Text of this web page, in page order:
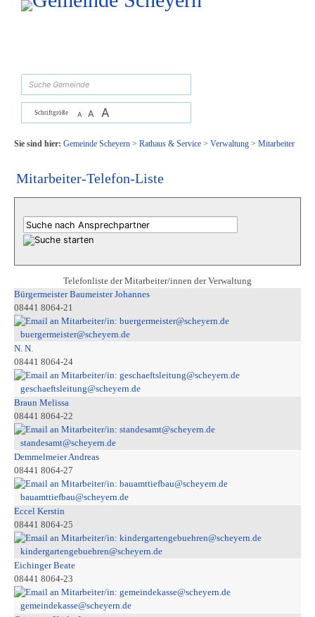
Zum Inhalt, zur Navigationoder zur Startseite springen.
Schriftgröße A A A
Sie sind hier: Gemeinde Scheyern> Rathaus & Service> Verwaltung> Mitarbeiter
Mitarbeiter-Telefon-Liste
Telefonliste der Mitarbeiter/innen der Verwaltung
Bürgermeister Baumeister Johannes
08441 8064-21
buergermeister@scheyern.de
N. N.
08441 8064-24
geschaeftsleitung@scheyern.de
Braun Melissa
08441 8064-22
standesamt@scheyern.de
Demmelmeier Andreas
08441 8064-27
bauamttiefbau@scheyern.de
Eccel Kerstin
08441 8064-25
kindergartengebuehren@scheyern.de
Eichinger Beate
08441 8064-23
gemeindekasse@scheyern.de